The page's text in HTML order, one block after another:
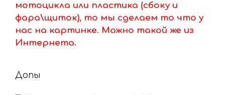
мотоцикла или пластика (сбоку и
фара\щиток), то мы сделаем то что у
нас на картинке. Можно такой же из
Интернета.
Допы